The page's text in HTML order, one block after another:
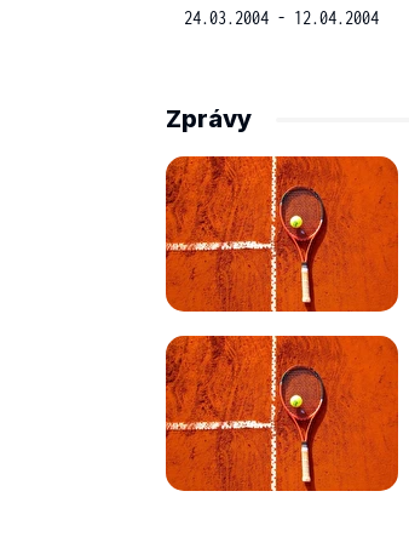
24.03.2004 - 12.04.2004
Zprávy